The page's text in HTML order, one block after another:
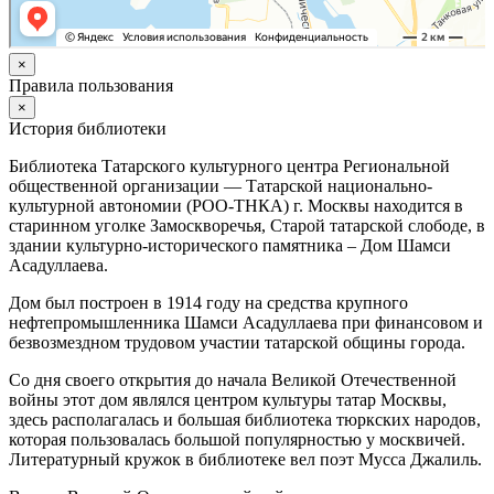
×
Правила пользования
×
История библиотеки
Библиотека Татарского культурного центра Региональной
общественной организации — Татарской национально-
культурной автономии (РОО-ТНКА) г. Москвы находится в
старинном уголке Замоскворечья, Старой татарской слободе, в
здании культурно-исторического памятника – Дом Шамси
Асадуллаева.
Дом был построен в 1914 году на средства крупного
нефтепромышленника Шамси Асадуллаева при финансовом и
безвозмездном трудовом участии татарской общины города.
Со дня своего открытия до начала Великой Отечественной
войны этот дом являлся центром культуры татар Москвы,
здесь располагалась и большая библиотека тюркских народов,
которая пользовалась большой популярностью у москвичей.
Литературный кружок в библиотеке вел поэт Мусса Джалиль.